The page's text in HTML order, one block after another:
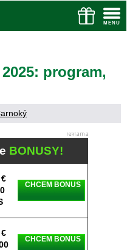
program,
BONUSY!
CHCEM BONUS
CHCEM BONUS